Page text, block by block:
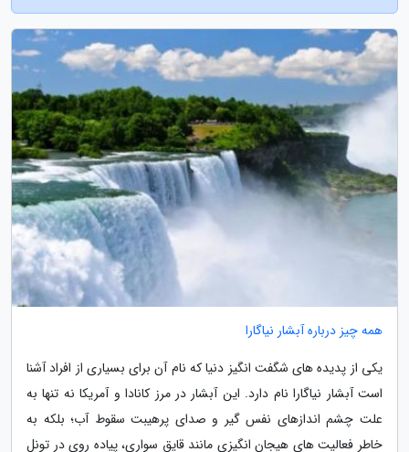
همه چیز درباره آبشار نیاگارا
یکی از پدیده های شگفت انگیز دنیا که نام آن برای بسیاری از افراد آشنا
است آبشار نیاگارا نام دارد. این آبشار در مرز کانادا و آمریکا نه تنها به
علت چشم اندازهای نفس گیر و صدای پرهیبت سقوط آب؛ بلکه به
خاطر فعالیت های هیجان انگیزی مانند قایق سواری، پیاده روی در تونل